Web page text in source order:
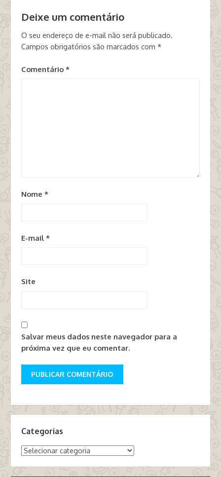
Deixe um comentário
O seu endereço de e-mail não será publicado.
Campos obrigatórios são marcados com *
Comentário *
Nome *
E-mail *
Site
Salvar meus dados neste navegador para a
próxima vez que eu comentar.
Categorias
Categorias